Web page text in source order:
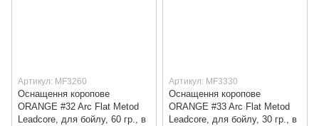
Артикул: MF3260
Оснащення коропове
ORANGE #32 Arc Flat Metod
Leadcore, для бойлу, 60 гр., в
Артикул: MF3330
Оснащення коропове
ORANGE #33 Arc Flat Metod
Leadcore, для бойлу, 30 гр., в